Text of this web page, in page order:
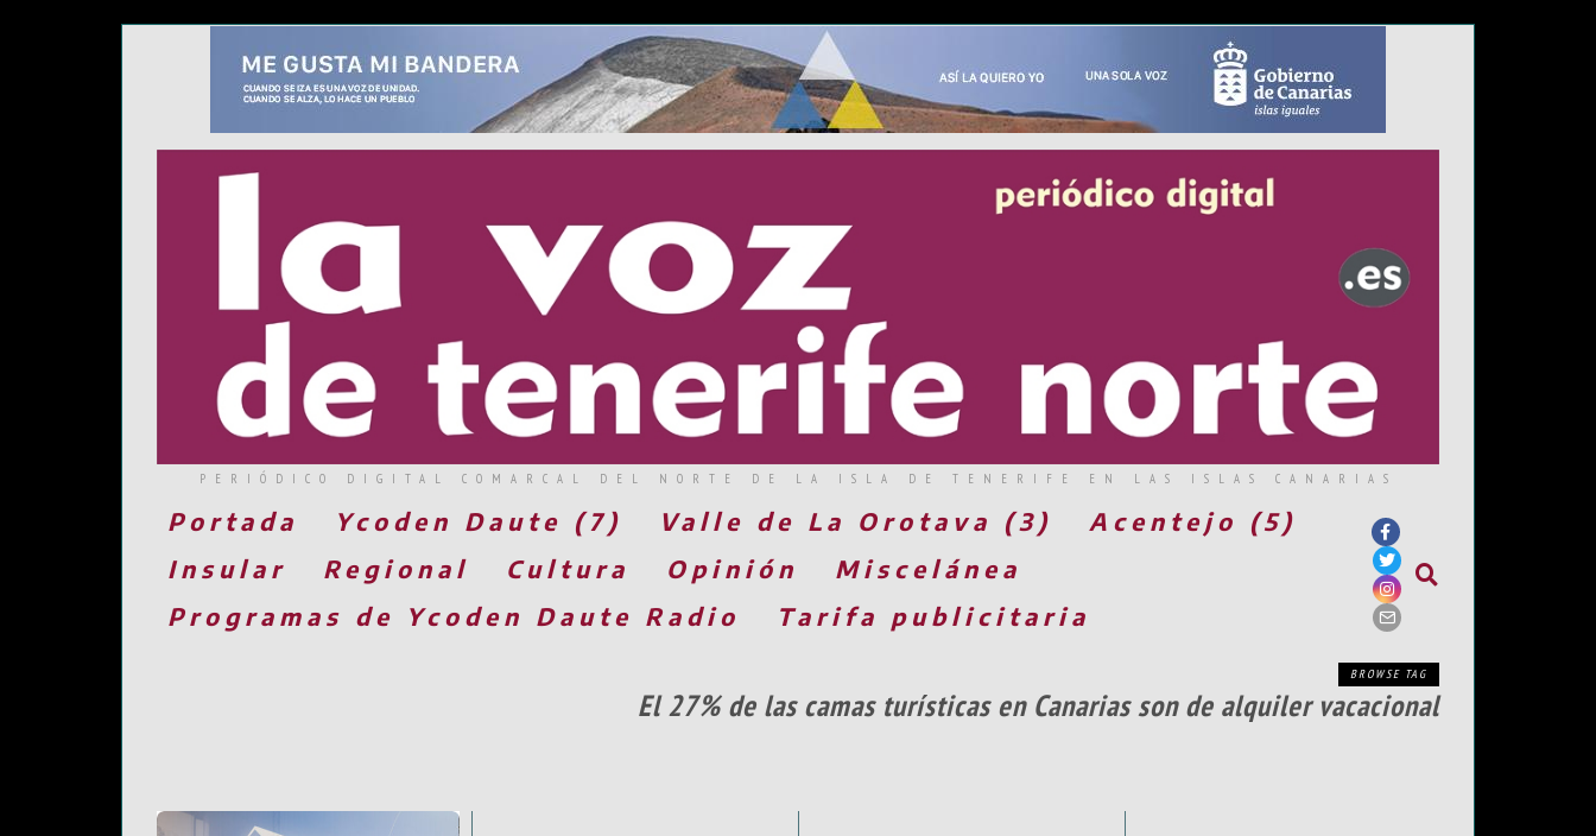
PERIÓDICO DIGITAL COMARCAL DEL NORTE DE LA ISLA DE TENERIFE EN LAS ISLAS CANARIAS
Portada Ycoden Daute (7) Valle de La Orotava (3)
Acentejo (5)
Insular
Regional Cultura Opinión
Miscelánea
Programas de Ycoden Daute Radio
Tarifa publicitaria
BROWSE TAG
El 27% de las camas turísticas en Canarias son de alquiler vacacional